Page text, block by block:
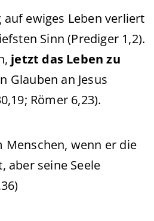
ewiges Leben verliert
Sinn (Prediger 1,2).
jetzt das Leben zu
Glauben an Jesus
Römer 6,23).
Menschen, wenn er die
aber seine Seele